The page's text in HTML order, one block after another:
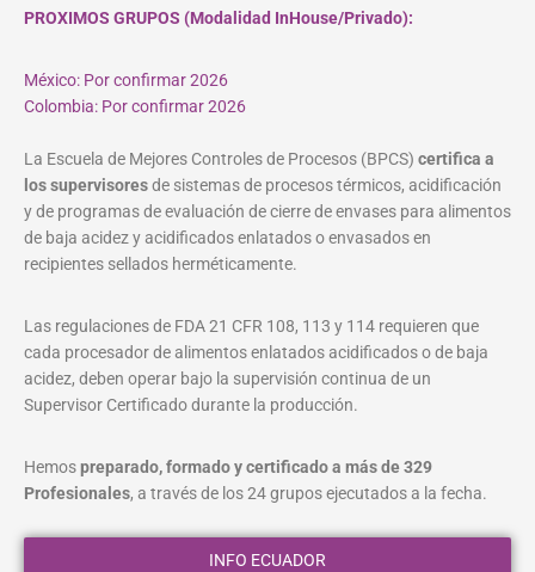
PROXIMOS GRUPOS (Modalidad InHouse/Privado):
México: Por confirmar 2026
Colombia: Por confirmar 2026
La Escuela de Mejores Controles de Procesos (BPCS) certifica a
los supervisoresde sistemas de procesos térmicos, acidificación
y de programas de evaluación de cierre de envases para alimentos
de baja acidez y acidificados enlatados o envasados en
recipientes sellados herméticamente.
Las regulaciones de FDA 21 CFR 108, 113 y 114 requieren que
cada procesador de alimentos enlatados acidificados o de baja
acidez, deben operar bajo la supervisión continua de un
Supervisor Certificado durante la producción.
Hemospreparado, formado y certificado a más de 329
Profesionales, a través de los 24 grupos ejecutados a la fecha.
INFO ECUADOR